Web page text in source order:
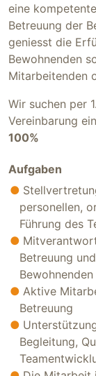
eine
Betreuung der
geniesst die
Bewohnenden
Mitarbeitenden
Wir suchen per
Vereinbarung
100%
Aufgaben
personellen,
Führung des
Betreuung
Bewohnenden
Aktive
Betreuung
Begleitung,